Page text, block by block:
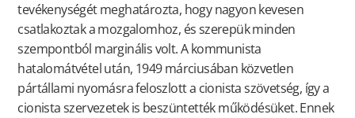
tevékenységét meghatározta, hogy nagyon kevesen
csatlakoztak a mozgalomhoz, és szerepük minden
szempontból marginális volt. A kommunista
hatalomátvétel után, 1949 márciusában közvetlen
pártállami nyomásra feloszlott a cionista szövetség, így a
cionista szervezetek is beszüntették működésüket. Ennek